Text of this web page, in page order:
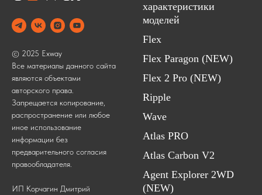
© 2025 Exway
Все материалы данного сайта
являются объектами
авторского права.
Запрещается копирование,
распространение или любое
иное использование
информации без
предварительного согласия
правообладателя.
ИП Корчагин Дмитрий
характеристики
моделей
Flex
Flex Paragon (NEW)
Flex 2 Pro (NEW)
Ripple
Wave
Atlas PRO
Atlas Carbon V2
Agent Explorer 2WD
(NEW)